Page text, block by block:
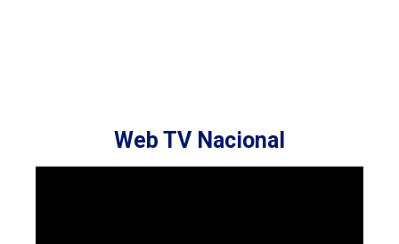
Web TV Nacional